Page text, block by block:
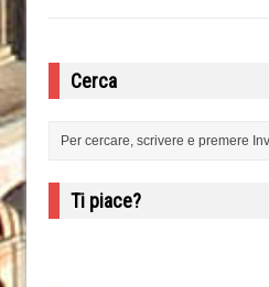
Cerca
Ti piace?